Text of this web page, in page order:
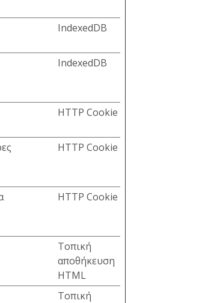
IndexedDB
IndexedDB
HTTP Cookie
HTTP Cookie
HTTP Cookie
Τοπική
αποθήκευση
HTML
Τοπική